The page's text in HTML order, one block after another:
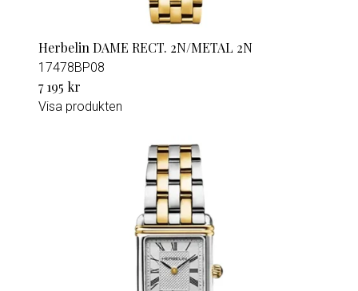
Herbelin DAME RECT. 2N/METAL 2N
17478BP08
7 195 kr
Visa produkten